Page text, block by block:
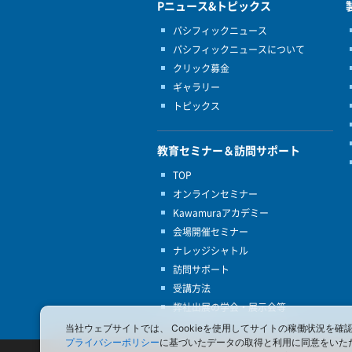
Pニュース&トピックス
パシフィックニュース
パシフィックニュースについて
クリック募金
ギャラリー
トピックス
教育セミナー＆訪問サポート
TOP
オンラインセミナー
Kawamuraアカデミー
会場開催セミナー
ナレッジシャトル
訪問サポート
受講方法
弊社出展の学会・展示会等
当社ウェブサイトでは、 Cookieを使用してサイトの稼働状況を
プライバシーポリシーに基づいたデータの取得と利用に同意をい